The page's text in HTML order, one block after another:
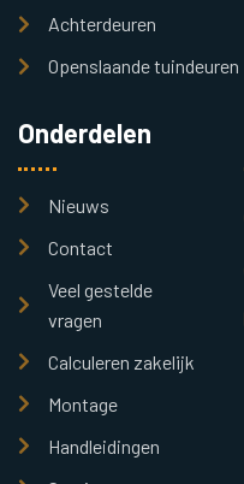
Achterdeuren
Openslaande tuindeuren
Onderdelen
Nieuws
Contact
Veel gestelde
vragen
Calculeren zakelijk
Montage
Handleidingen